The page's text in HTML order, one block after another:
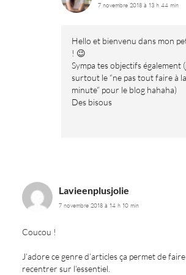
7 novembre 2018 à 13 h 44 min
Hello et bienvenu dans mon
! 😉
Sympa tes objectifs également
surtout le “ne pas tout faire à
minute” pour le blog hahaha)
Des bisous
Lavieenplusjolie
7 novembre 2018 à 14 h 10 min
Coucou !
J’adore ce genre d’articles ça permet de
recentrer sur l’essentiel.